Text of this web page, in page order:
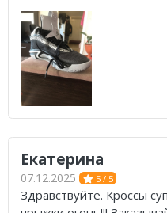
Екатерина
07.12.2025 5 / 5
Здравствуйте. Кроссы